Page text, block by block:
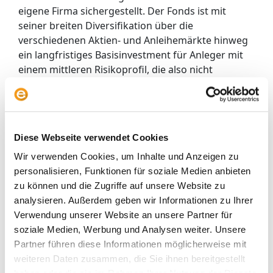
Diese Webseite verwendet Cookies
Wir verwenden Cookies, um Inhalte und Anzeigen zu
personalisieren, Funktionen für soziale Medien anbieten
zu können und die Zugriffe auf unsere Website zu
analysieren. Außerdem geben wir Informationen zu Ihrer
Verwendung unserer Website an unsere Partner für
soziale Medien, Werbung und Analysen weiter. Unsere
Partner führen diese Informationen möglicherweise mit
weiteren Daten zusammen, die Sie ihnen bereitgestellt
eigene Firma sichergestellt. Der Fonds ist mit
seiner breiten Diversifikation über die
verschiedenen Aktien- und Anleihemärkte hinweg
ein langfristiges Basisinvestment für Anleger mit
einem mittleren Risikoprofil, die also nicht
ausschließlich in Aktien investieren wollen.
Meritum Capital – Accumulator:
Envestor Cashback senkt die
Gebühren deutlich
Meritumverzichtet auf einen traditionellen
Vergleichsindex und verlangt dafür auch keine
erfolgsabhängige Vergütung. Die
Gesamtkostenquote (TER) des Fonds liegt bei1,47
Prozent. Der Ausgabeaufschlag liegt bei fünf
Prozent. Envestor macht diesen Fonds allerdings
deutlich günstiger. Ein Ausgabeaufschlag fällt bei